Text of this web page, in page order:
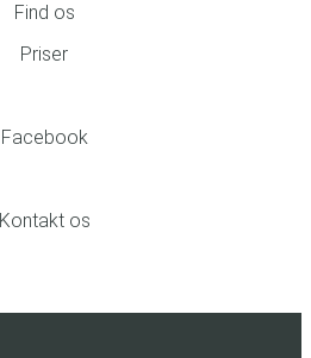
Find os
Priser
Facebook
Kontakt os